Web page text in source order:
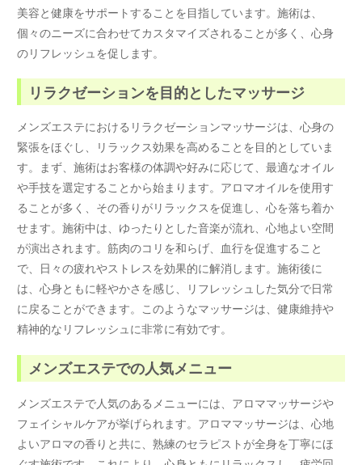
美容と健康をサポートすることを目指しています。施術は、
個々のニーズに合わせてカスタマイズされることが多く、心身
のリフレッシュを促します。
リラクゼーションを目的としたマッサージ
メンズエステにおけるリラクゼーションマッサージは、心身の
緊張をほぐし、リラックス効果を高めることを目的としていま
す。まず、施術はお客様の体調や好みに応じて、最適なオイル
や手技を選定することから始まります。アロマオイルを使用す
ることが多く、その香りがリラックスを促進し、心を落ち着か
せます。施術中は、ゆったりとした音楽が流れ、心地よい空間
が演出されます。筋肉のコリを和らげ、血行を促進すること
で、日々の疲れやストレスを効果的に解消します。施術後に
は、心身ともに軽やかさを感じ、リフレッシュした気分で日常
に戻ることができます。このようなマッサージは、健康維持や
精神的なリフレッシュに非常に有効です。
メンズエステでの人気メニュー
メンズエステで人気のあるメニューには、アロママッサージや
フェイシャルケアが挙げられます。アロママッサージは、心地
よいアロマの香りと共に、熟練のセラピストが全身を丁寧にほ